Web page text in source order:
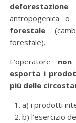
deforestazione
antropogenica
forestale
forestale).
L’operatore
esporta i
più delle
a) i prodotti
b) l’esercizio